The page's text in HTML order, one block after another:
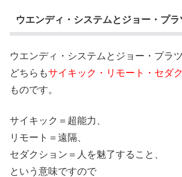
ウエンディ・システムとジョー・プ
ウエンディ・システムとジョー・プラ
どちらもサイキック・リモート・セダ
ものです。
サイキック＝超能力、
リモート＝遠隔、
セダクション＝人を魅了すること、
という意味ですので